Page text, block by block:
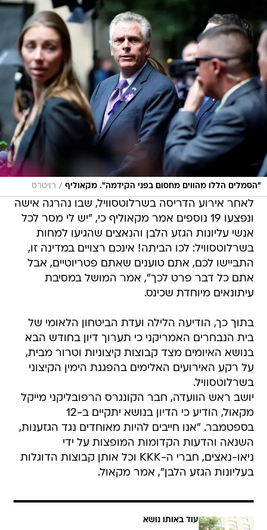
"הסמלים הללו מהווים מחסום בפני הקידמה". מקאוליף / רויטרס
לאחר אירוע הדריסה בשרלוטסוויל, שבו נהרגה אישה
ונפצעו 19 נוספים אמר מקאוליף כי, "יש לי מסר לכל
אנשי עליונות הגזע הלבן והנאצים שהגיעו למחות
בשרלוטסוויל: לכו הביתה! אינכם רצויים במדינה זו,
התביישו לכם, אתם טוענים שאתם פטריוטיים, אבל
אתם כל דבר פרט לכך", אמר המושל במסיבת
עיתונאים מיוחדת שכינס.
בתוך כך, הודיעה הלילה ועדת הביטחון הלאומי של
בית הנבחרים האמריקני כי תערוך דיון בחודש הבא
בנושא האיומים מצד קבוצות קיצוניות וטרור מבית,
על רקע האירועים האלימים בהפגנת הימין הקיצוני
בשרלוטסוויל.
יושב ראש הוועדה, חבר הקונגרס הרפובליקני מייקל
מקאול, הודיע כי הדיון בנושא יתקיים ב-12
בספטמבר. "אנו חייבים להיות מאוחדים נגד הגזענות,
השנאה והדעות הקדומות המופצות על ידי
ניאו-נאצים, חברי ה-KKK וכל אותן קבוצות הדוגלות
בעליונות הגזע הלבן", אמר מקאול.
עוד באותו נושא